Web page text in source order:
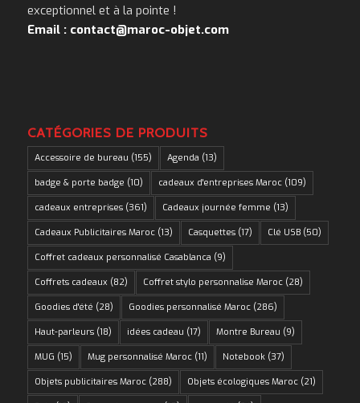
exceptionnel et à la pointe !
Email : contact@maroc-objet.com
CATÉGORIES DE PRODUITS
Accessoire de bureau (155) Agenda (13)
badge & porte badge (10) cadeaux d'entreprises Maroc(109)
cadeaux entreprises(361) Cadeaux journée femme (13)
Cadeaux Publicitaires Maroc(13) Casquettes(17) Clé USB(50)
Coffret cadeaux personnalisé Casablanca (9)
Coffrets cadeaux (82) Coffret stylo personnalise Maroc(28)
Goodies d'été (28) Goodies personnalisé Maroc(286)
Haut-parleurs(18) idées cadeau (17) Montre Bureau (9)
MUG (15) Mug personnalisé Maroc(11) Notebook(37)
Objets publicitaires Maroc(288) Objets écologiques Maroc(21)